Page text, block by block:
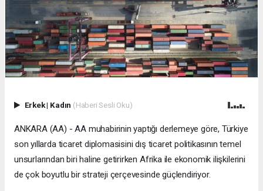
Erkek| Kadın (Haberi Sesli Oku)
ANKARA (AA) - AA muhabirinin yaptığı derlemeye göre, Türkiye
son yıllarda ticaret diplomasisini dış ticaret politikasının temel
unsurlarından biri haline getirirken Afrika ile ekonomik ilişkilerini
de çok boyutlu bir strateji çerçevesinde güçlendiriyor.